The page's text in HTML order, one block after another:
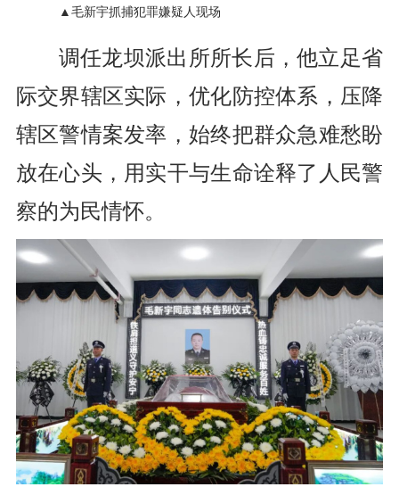
▲毛新宇抓捕犯罪嫌疑人现场
调任龙坝派出所所长后，他立足省
际交界辖区实际， 优化防控体系， 压降
辖区警情案发率， 始终把群众急难愁盼
放在心头， 用实干与生命诠释了人民警
察的为民情怀。